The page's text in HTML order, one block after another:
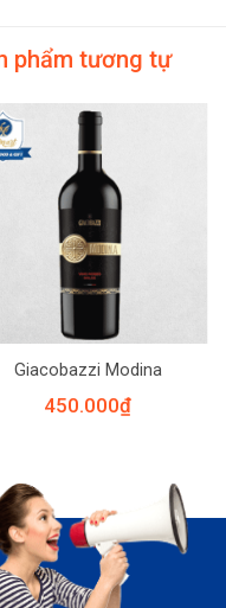
phẩm tương tự
Giacobazzi Modina
450.000₫